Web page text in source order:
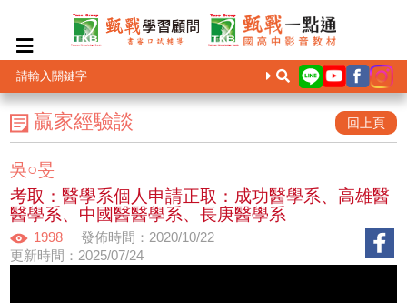
贏家經驗談 回上頁
吳○旻
考取：醫學系個人申請正取：成功醫學系、高雄醫
醫學系、中國醫醫學系、長庚醫學系
1998
發佈時間：2020/10/22
更新時間：2025/07/24